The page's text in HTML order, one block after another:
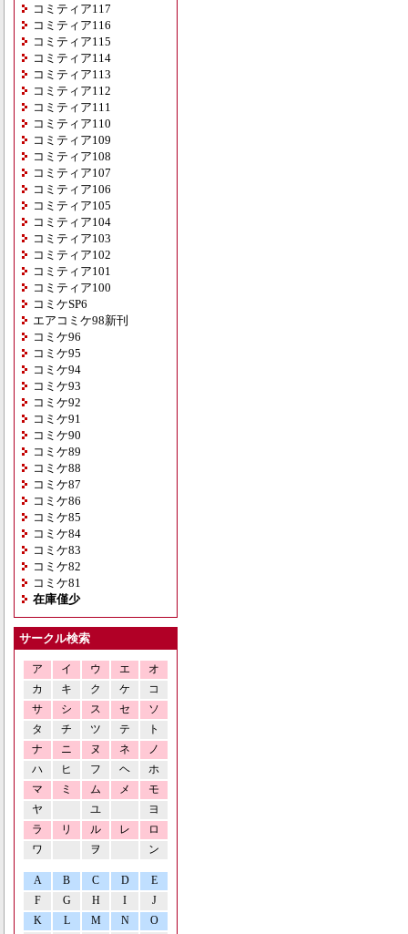
コミティア117
コミティア116
コミティア115
コミティア114
コミティア113
コミティア112
コミティア111
コミティア110
コミティア109
コミティア108
コミティア107
コミティア106
コミティア105
コミティア104
コミティア103
コミティア102
コミティア101
コミティア100
コミケSP6
エアコミケ98新刊
コミケ96
コミケ95
コミケ94
コミケ93
コミケ92
コミケ91
コミケ90
コミケ89
コミケ88
コミケ87
コミケ86
コミケ85
コミケ84
コミケ83
コミケ82
コミケ81
在庫僅少
サークル検索
ア イ ウ エ
オ
カ
キ ク ケ
コ
サ
シ ス セ
ソ
タ
チ ツ テ
ト
ナ
ニ ヌ ネ
ノ
ハ
ヒ フ ヘ
ホ
マ
ミ ム メ
モ
ヤ
ユ
ヨ
ラ
リ ル レ
ロ
ワ
ヲ ン
A B C D
E
F
G H I
J
K
L M N O